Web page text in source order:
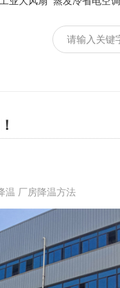
温 厂房降温方法